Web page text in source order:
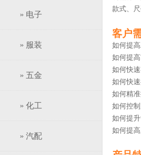
» 电子
» 服装
» 五金
» 化工
» 汽配
款式、
客户
如何提
如何提
如何快
如何快
如何精
如何控
如何提
如何提